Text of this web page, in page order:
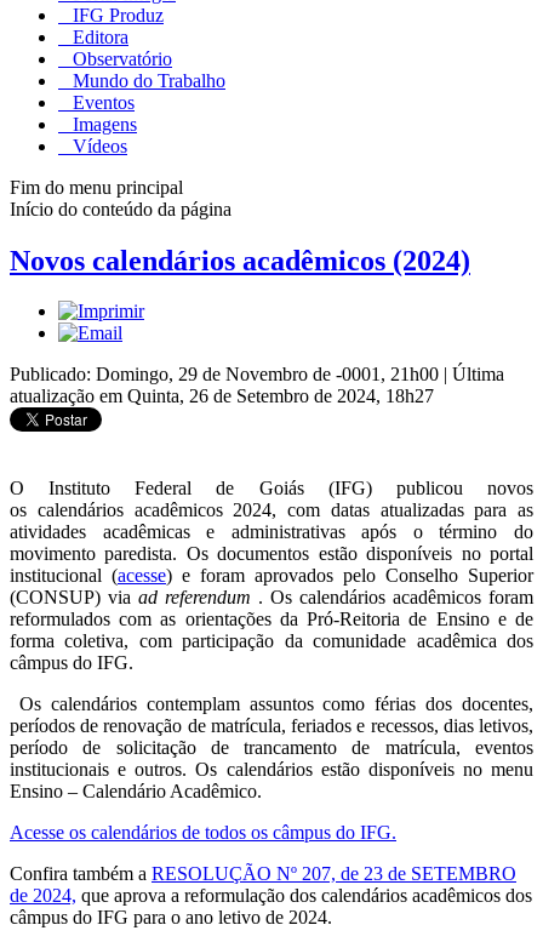
IFG Produz
Editora
Observatório
Mundo do Trabalho
Eventos
Imagens
Vídeos
Fim do menu principal
Início do conteúdo da página
Novos calendários acadêmicos (2024)
Publicado: Domingo, 29 de Novembro de -0001, 21h00 | Última
atualização em Quinta, 26 de Setembro de 2024, 18h27
O Instituto Federal de Goiás (IFG) publicou novos
os calendários acadêmicos2024, com datas atualizadas para as
atividades acadêmicas e administrativas após o término do
movimento paredista. Os documentos estão disponíveis no portal
institucional (acesse) e foram aprovados pelo Conselho Superior
(CONSUP) via ad referendum . Os calendários acadêmicos foram
reformulados com as orientações da Pró-Reitoria de Ensino e de
forma coletiva, com participação da comunidade acadêmica dos
câmpus do IFG.
Os calendários contemplam assuntos como férias dos docentes,
períodos de renovação de matrícula, feriados e recessos, dias letivos,
período de solicitação de trancamento de matrícula, eventos
institucionais e outros. Os calendários estão disponíveis no menu
Ensino – Calendário Acadêmico.
Acesse os calendários de todos os câmpus do IFG.
Confira também a RESOLUÇÃO Nº 207, de 23 de SETEMBRO
de 2024, que aprova a reformulação dos calendários acadêmicos dos
câmpus do IFG para o ano letivo de 2024.